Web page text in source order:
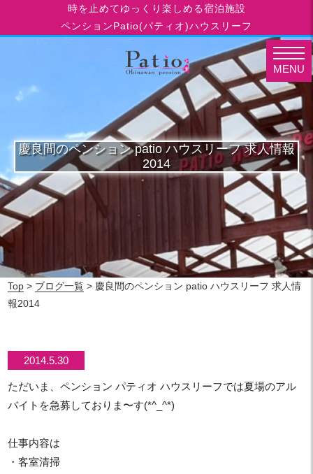
時を止めてゆっくり楽しめる宿泊施設
ペンションPatio(パティオ)ハウスリーフ
慶良間のペンション patio ハウスリーフ 求人情報
2014
Top > ブログ一覧 > 慶良間のペンション patio ハウスリーフ 求人情
報2014
2014.5.30
ただいま、ペンション パティオ ハウスリーフでは夏場のアル
バイトを急募しておりま〜す(*^_^*)
仕事内容は
・客室清掃
MENU